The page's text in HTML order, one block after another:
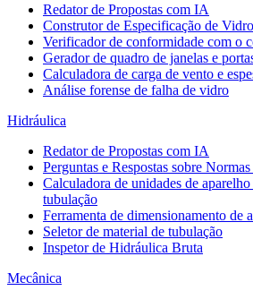
Redator de Propostas com IA
Construtor de Especificação de Vidro
Verificador de conformidade com o
Gerador de quadro de janelas e
Calculadora de carga de vento e
Análise forense de falha de vidro
Hidráulica
Redator de Propostas com IA
Perguntas e Respostas sobre
Calculadora de unidades de
tubulação
Ferramenta de dimensionamento de
Seletor de material de tubulação
Inspetor de Hidráulica Bruta
Mecânica